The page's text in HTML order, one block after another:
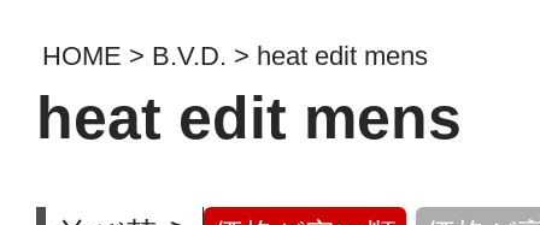
HOME B.V.D. heat edit mens
heat edit mens